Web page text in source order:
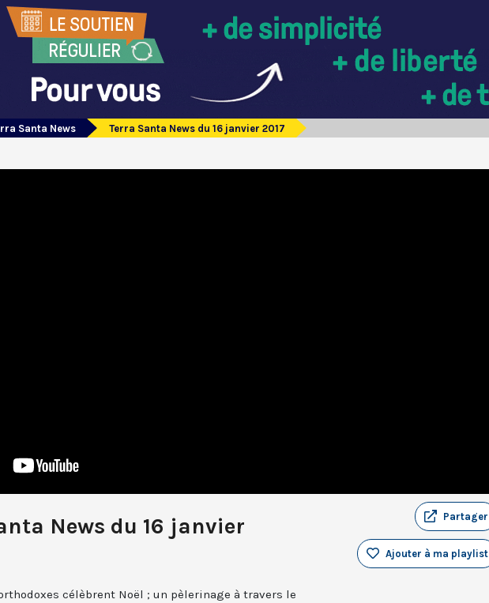
Santa News Terra Santa News du 16 janvier 2017
News du 16 janvier
Partager
Ajouter à ma playlist
célèbrent Noël ; un pèlerinage à travers le